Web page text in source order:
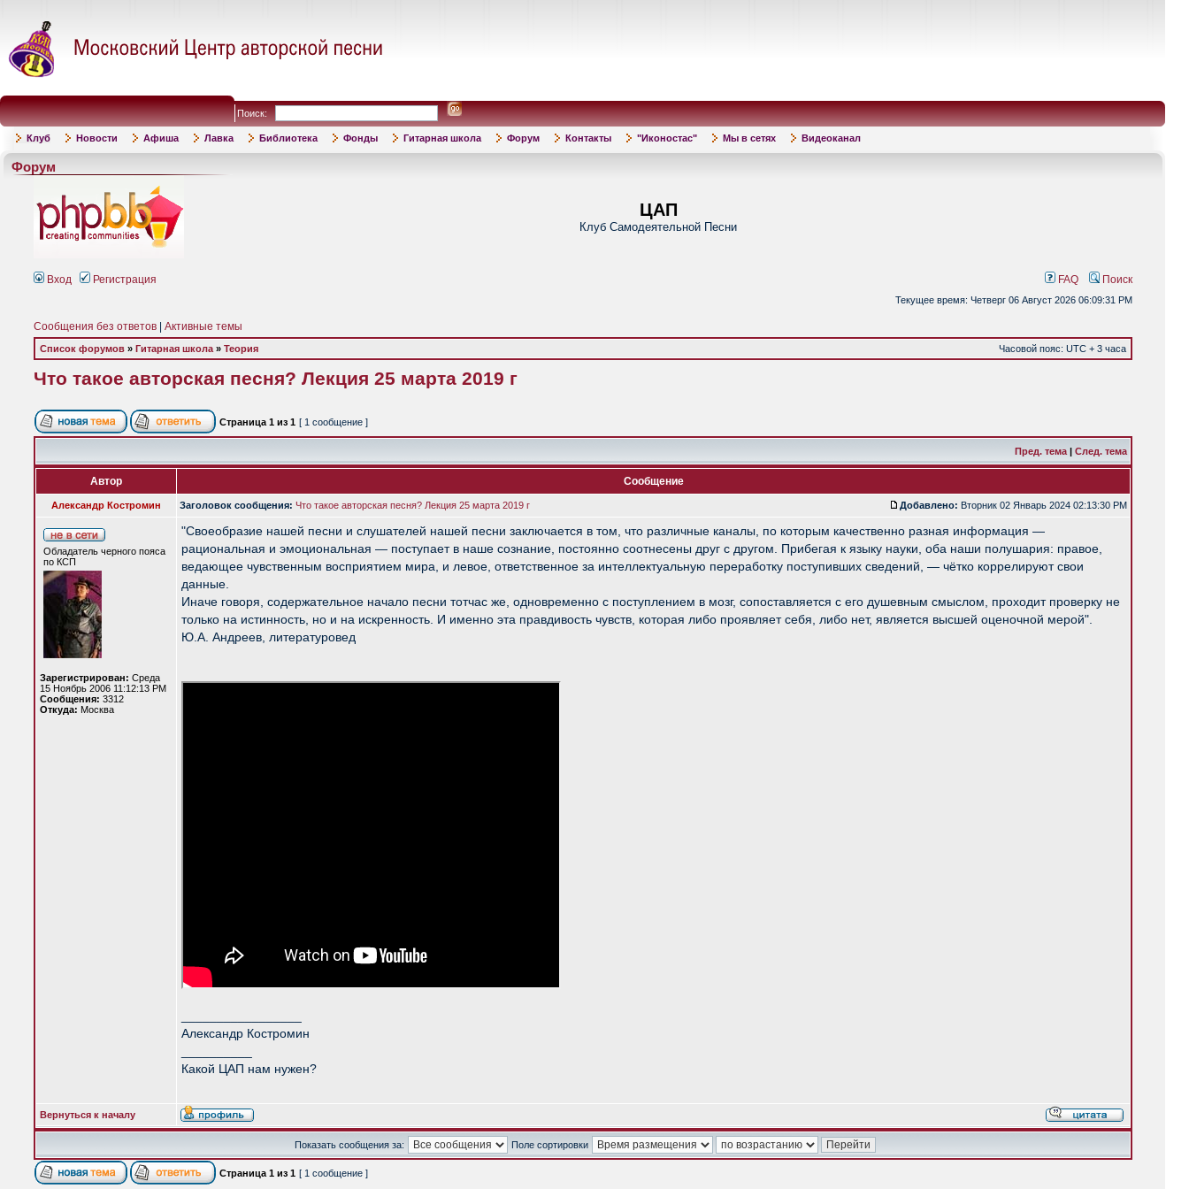
Поиск:
Клуб Новости Афиша Лавка Библиотека Фонды Гитарная школа Форум Контакты "Иконостас" Мы в сетях Видеоканал
Форум
ЦАП
Клуб Самодеятельной Песни
Вход Регистрация FAQ Поиск
Текущее время: Четверг 06 Август 2026 06:09:31 PM
Сообщения без ответов Активные темы
Список форумов » Гитарная школа » Теория Часовой пояс: UTC + 3 часа
Что такое авторская песня? Лекция 25 марта 2019 г
Страница 1 из 1 [ 1 сообщение ]
Пред. тема | След. тема
Автор Сообщение
Александр Костромин Заголовок сообщения: Что такое авторская песня? Лекция 25 марта 2019 г Добавлено: Вторник 02 Январь 2024 02:13:30 PM
Обладатель черного пояса
по КСП
Зарегистрирован: Среда
15 Ноябрь 2006 11:12:13 PM
Сообщения: 3312
Откуда: Москва
"Своеобразие нашей песни и слушателей нашей песни заключается в том, что различные каналы, по которым качественно разная информация —
рациональная и эмоциональная — поступает в наше сознание, постоянно соотнесены друг с другом. Прибегая к языку науки, оба наши полушария: правое,
ведающее чувственным восприятием мира, и левое, ответственное за интеллектуальную переработку поступивших сведений, — чётко коррелируют свои
данные.
Иначе говоря, содержательное начало песни тотчас же, одновременно с поступлением в мозг, сопоставляется с его душевным смыслом, проходит проверку не
только на истинность, но и на искренность. И именно эта правдивость чувств, которая либо проявляет себя, либо нет, является высшей оценочной мерой".
Ю.А. Андреев, литературовед
Александр Костромин
Какой ЦАП нам нужен?
Вернуться к началу
Показать сообщения за: Поле сортировки
Страница 1 из 1 [ 1 сообщение ]